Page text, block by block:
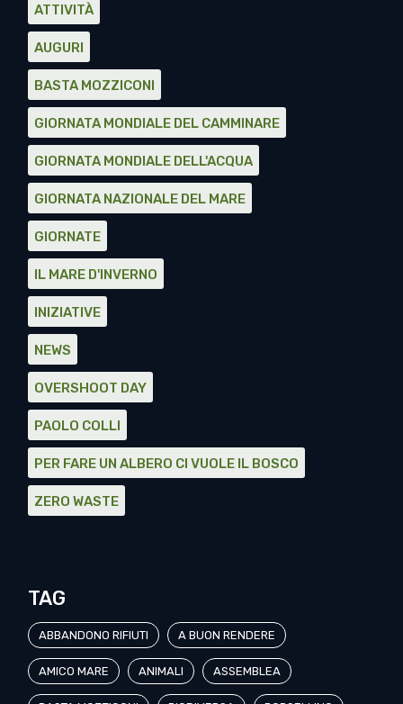
ATTIVITÀ
AUGURI
BASTA MOZZICONI
GIORNATA MONDIALE DEL CAMMINARE
GIORNATA MONDIALE DELL'ACQUA
GIORNATA NAZIONALE DEL MARE
GIORNATE
IL MARE D'INVERNO
INIZIATIVE
NEWS
OVERSHOOT DAY
PAOLO COLLI
PER FARE UN ALBERO CI VUOLE IL BOSCO
ZERO WASTE
TAG
ABBANDONO RIFIUTI A BUON RENDERE
AMICO MARE ANIMALI ASSEMBLEA